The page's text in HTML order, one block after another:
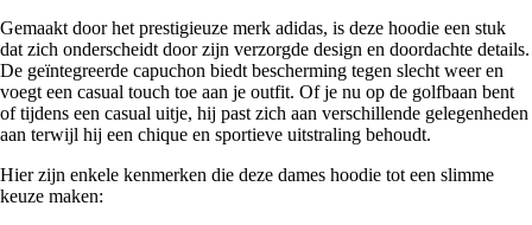
Gemaakt door het prestigieuze merk adidas, is deze hoodie een stuk
dat zich onderscheidt door zijn verzorgde design en doordachte details.
De geïntegreerde capuchon biedt bescherming tegen slecht weer en
voegt een casual touch toe aan je outfit. Of je nu op de golfbaan bent
of tijdens een casual uitje, hij past zich aan verschillende gelegenheden
aan terwijl hij een chique en sportieve uitstraling behoudt.
Hier zijn enkele kenmerken die deze dames hoodie tot een slimme
keuze maken: